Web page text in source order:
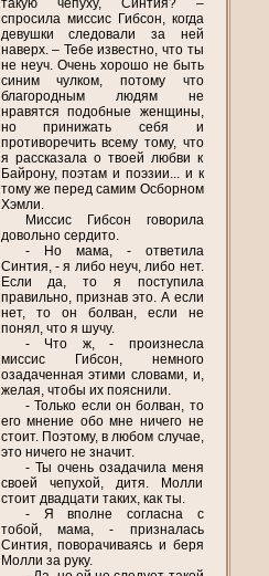
такую чепуху, Синтия? –
спросила миссис Гибсон, когда
девушки следовали за ней
наверх. – Тебе известно, что ты
не неуч. Очень хорошо не быть
синим чулком, потому что
благородным людям не
нравятся подобные женщины,
но принижать себя и
противоречить всему тому, что
я рассказала о твоей любви к
Байрону, поэтам и поэзии... и к
тому же перед самим Осборном
Хэмли.
Миссис Гибсон говорила
довольно сердито.
- Но мама, - ответила
Синтия, - я либо неуч, либо нет.
Если да, то я поступила
правильно, признав это. А если
нет, то он болван, если не
понял, что я шучу.
- Что ж, - произнесла
миссис Гибсон, немного
озадаченная этими словами, и,
желая, чтобы их пояснили.
- Только если он болван, то
его мнение обо мне ничего не
стоит. Поэтому, в любом случае,
это ничего не значит.
- Ты очень озадачила меня
своей чепухой, дитя. Молли
стоит двадцати таких, как ты.
- Я вполне согласна с
тобой, мама, - призналась
Синтия, поворачиваясь и беря
Молли за руку.